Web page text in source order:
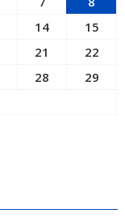
14
15
21
22
28
29